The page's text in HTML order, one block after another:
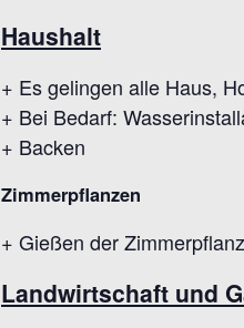
Haushalt
+ Es gelingen alle Haus,
+ Bei Bedarf:
+ Backen
Zimmerpflanzen
+ Gießen der
Landwirtschaft und